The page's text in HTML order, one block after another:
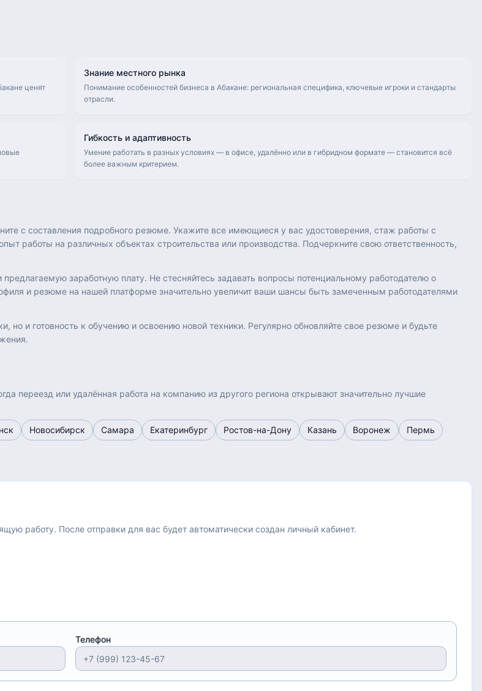
ценят
Знание местного рынка
Понимание особенностей бизнеса в Абакане: региональная специфика, ключевые игроки и стандарты
отрасли.
Гибкость и адаптивность
Умение работать в разных условиях — в офисе, удалённо или в гибридном формате — становится всё
более важным критерием.
с составления подробного резюме. Укажите все имеющиеся у вас удостоверения, стаж работы с
работы на различных объектах строительства или производства. Подчеркните свою ответственность,
заработную плату. Не стесняйтесь задавать вопросы потенциальному работодателю о
и резюме на нашей платформе значительно увеличит ваши шансы быть замеченным работодателями
но и готовность к обучению и освоению новой техники. Регулярно обновляйте свое резюме и будьте
переезд или удалённая работа на компанию из другого региона открывают значительно лучшие
Новосибирск Самара Екатеринбург Ростов-на-Дону Казань Воронеж
Пермь
работу. После отправки для вас будет автоматически создан личный кабинет.
Телефон